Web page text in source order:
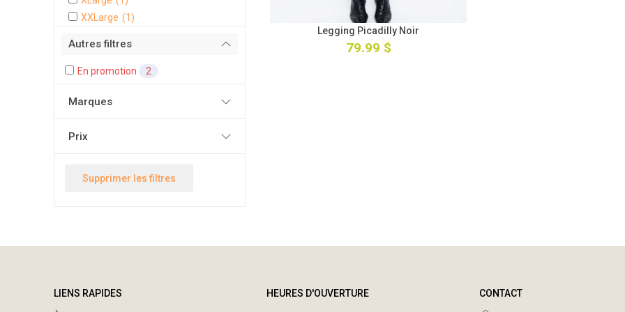
XXLarge (1)
Autres filtres
En promotion 2
Marques
Prix
Supprimer les filtres
Legging Picadilly Noir
79.99 $
LIENS RAPIDES
HEURES D'OUVERTURE CONTACT